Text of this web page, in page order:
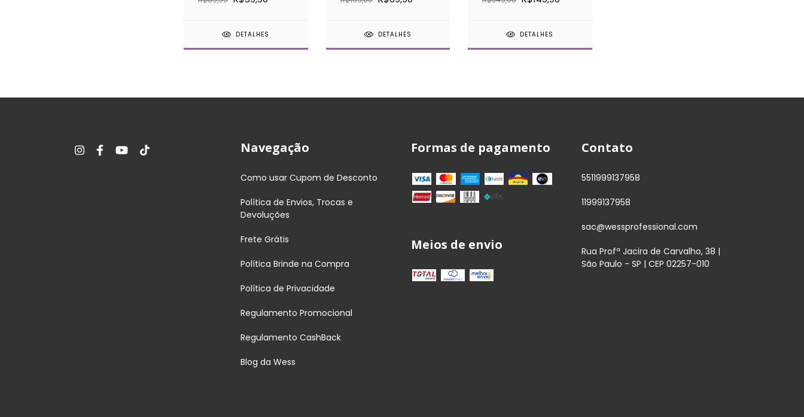
DETALHES DETALHES DETALHES
Navegação
Como usar Cupom de Desconto
Política de Envios, Trocas e
Devoluções
Frete Grátis
Política Brinde na Compra
Política de Privacidade
Regulamento Promocional
Regulamento CashBack
Blog da Wess
Formas de pagamento
Meios de envio
Contato
5511999137958
11999137958
sac@wessprofessional.com
Rua Profª Jacira de Carvalho, 38 |
São Paulo - SP | CEP 02257-010